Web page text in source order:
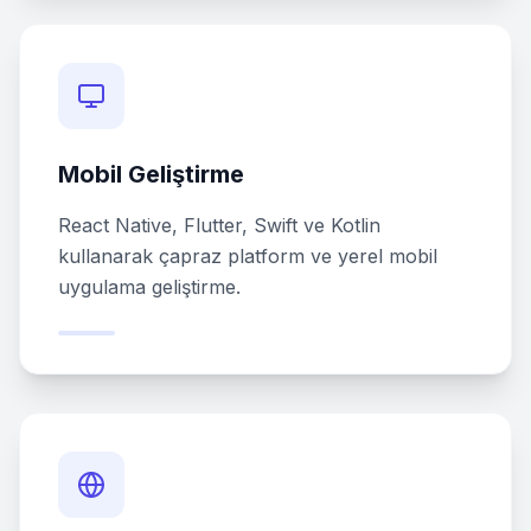
Mobil Geliştirme
React Native, Flutter, Swift ve Kotlin
kullanarak çapraz platform ve yerel mobil
uygulama geliştirme.